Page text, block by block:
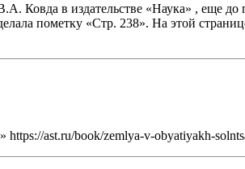
в издательстве «Наука» , еще до
пометку «Стр. 238». На этой
ast.ru/book/zemlya-v-obyatiyakh-